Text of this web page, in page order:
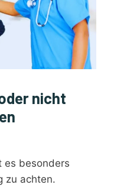
nicht
es besonders
zu achten.